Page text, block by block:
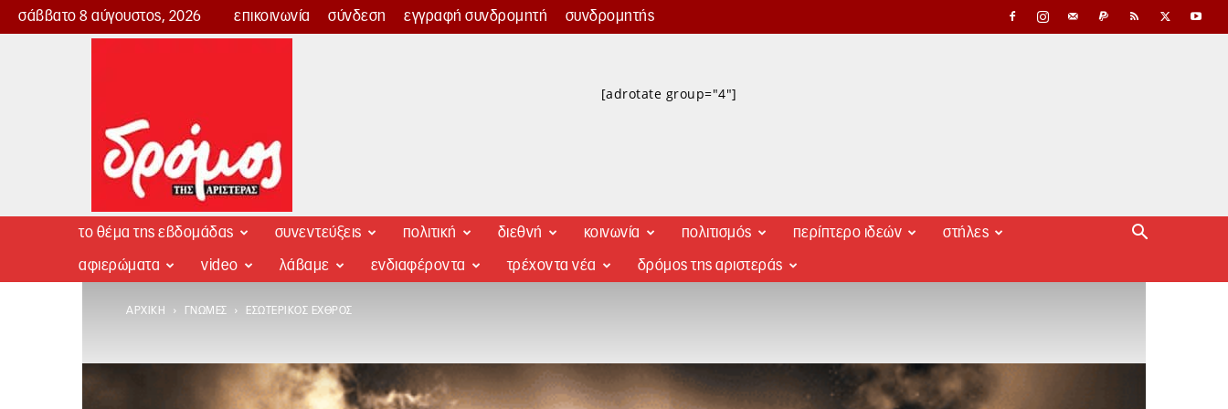
σάββατο 8 αύγουστος, 2026 επικοινωνία σύνδεση εγγραφή συνδρομητή συνδρομητής
Δρόμος
[adrotate group="4"]
το θέμα της εβδομάδας συνεντεύξεις πολιτική διεθνή κοινωνία πολιτισμός περίπτερο ιδεών στήλες
αφιερώματα video λάβαμε ενδιαφέροντα τρέχοντα νέα δρόμος της αριστεράς
ΑΡΧΙΚΉ ΓΝΏΜΕΣ EΣΩΤΕΡΙΚΌΣ ΕΧΘΡΌΣ